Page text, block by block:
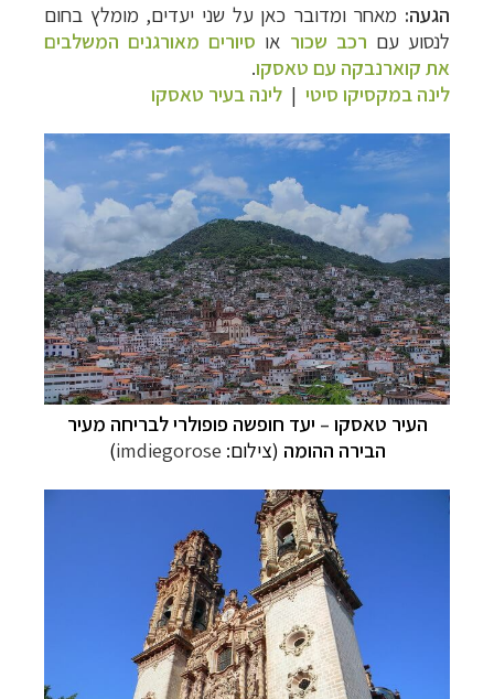
הגעה: מאחר ומדובר כאן על שני יעדים, מומלץ בחום
לנסוע עם רכב שכור או סיורים מאורגנים המשלבים
את קוארנבקה עם טאסקו.
לינה במקסיקו סיטי | לינה בעיר טאסקו
העיר טאסקו – יעד חופשה פופולרי לבריחה מעיר
הבירה ההומה (צילום: imdiegorose
)
לחצו למידע נוסף »
מערכת ניווט חכמה וליווי לאורך כל הדרך– לחצו
להסבר על השירות »